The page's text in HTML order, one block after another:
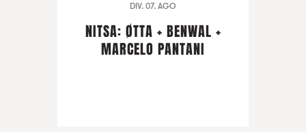
DIV. 07. AGO
NITSA: ØTTA + BENWAL +
MARCELO PANTANI